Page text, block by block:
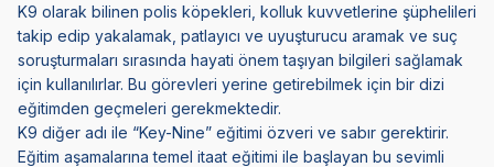
K9 olarak bilinen polis köpekleri, kolluk kuvvetlerine şüphelileri
takip edip yakalamak, patlayıcı ve uyuşturucu aramak ve suç
soruşturmaları sırasında hayati önem taşıyan bilgileri sağlamak
için kullanılırlar. Bu görevleri yerine getirebilmek için bir dizi
eğitimden geçmeleri gerekmektedir.
K9 diğer adı ile “Key-Nine” eğitimi özveri ve sabır gerektirir.
Eğitim aşamalarına temel itaat eğitimi ile başlayan bu sevimli